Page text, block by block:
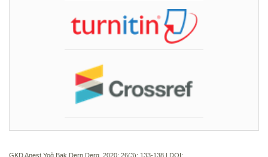
GKD Anest Yoğ Bak Dern Derg. 2020; 26(3): 133-138 | DOI: